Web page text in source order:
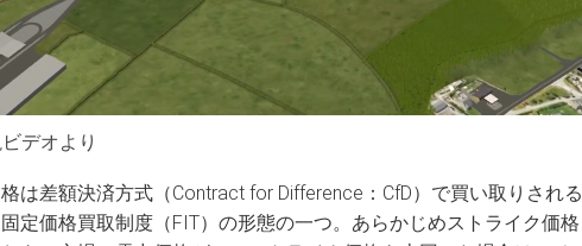
デオより
は差額決済方式（Contract for Difference：CfD）で買い取りされる
定価格買取制度（FIT）の形態の一つ。あらかじめストライク価格